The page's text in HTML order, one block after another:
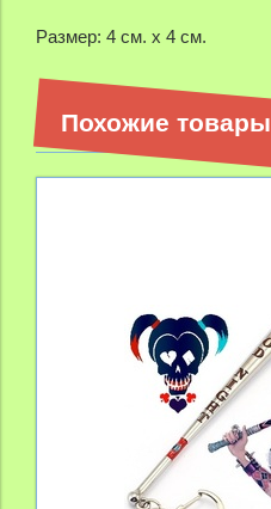
Размер: 4 см. х 4 см.
Похожие товары